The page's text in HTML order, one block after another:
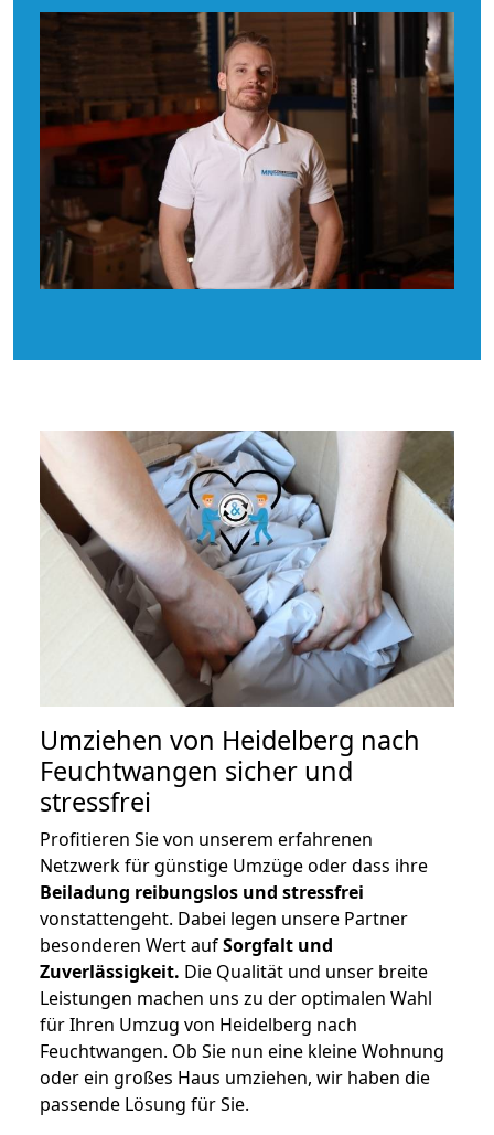
Umziehen von Heidelberg nach
Feuchtwangen sicher und
stressfrei
Profitieren Sie von unserem erfahrenen
Netzwerk für günstige Umzüge oder dass ihre
Beiladung reibungslos und stressfrei
vonstattengeht. Dabei legen unsere Partner
besonderen Wert aufSorgfalt und
Zuverlässigkeit. Die Qualität und unser breite
Leistungen machen uns zu der optimalen Wahl
für Ihren Umzug von Heidelberg nach
Feuchtwangen. Ob Sie nun eine kleine Wohnung
oder ein großes Haus umziehen, wir haben die
passende Lösung für Sie.